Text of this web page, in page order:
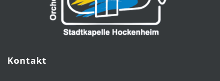
Kontakt